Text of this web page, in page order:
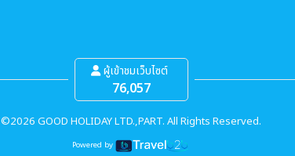
ผู้เข้าชมเว็บไซต์
76,057
©2026 GOOD HOLIDAY LTD.,PART. All Rights Reserved.
Powered by